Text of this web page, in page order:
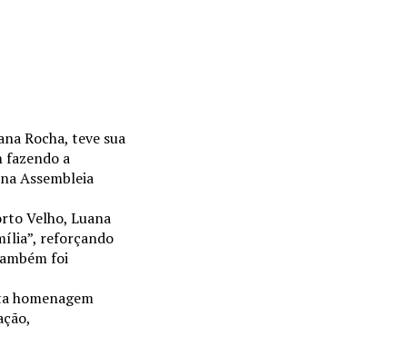
Rocha, teve sua
fazendo a
Assembleia
Velho, Luana
reforçando
foi
homenagem